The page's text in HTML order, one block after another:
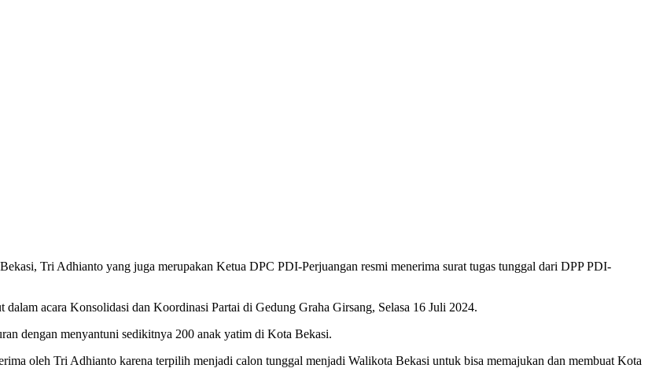
Tri Adhianto yang juga merupakan Ketua DPC PDI-Perjuangan resmi menerima surat tugas tunggal dari DPP PDI-
acara Konsolidasi dan Koordinasi Partai di Gedung Graha Girsang, Selasa 16 Juli 2024.
dengan menyantuni sedikitnya 200 anak yatim di Kota Bekasi.
oleh Tri Adhianto karena terpilih menjadi calon tunggal menjadi Walikota Bekasi untuk bisa memajukan dan membuat Kota